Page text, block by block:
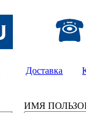
Доставка
ИМЯ